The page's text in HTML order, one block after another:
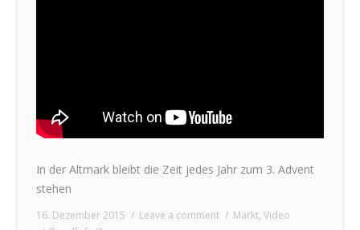
In der Altmark bleibt die Zeit jedes Jahr zum 3. Advent
stehen
16. Dezember 2015 Leave a comment Markt, Video